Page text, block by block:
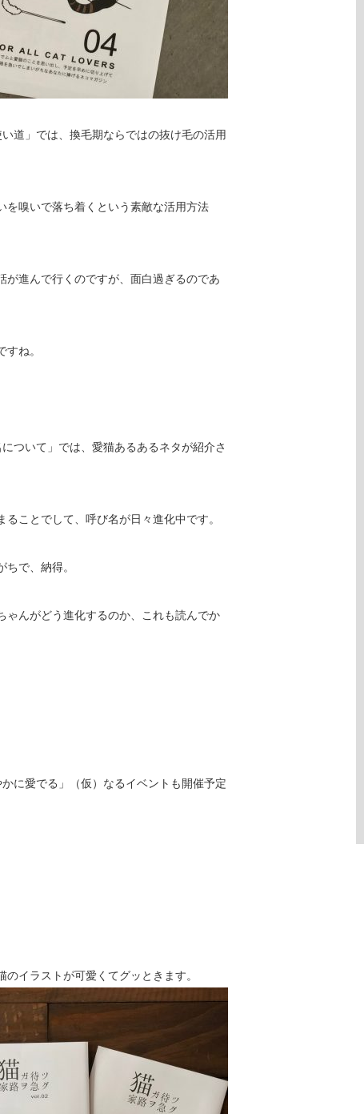
道」では、換毛期ならではの抜け毛の活用
を嗅いで落ち着くという素敵な活用方法
が進んで行くのですが、面白過ぎるのであ
ね。
ついて」では、愛猫あるあるネタが紹介さ
ことでして、呼び名が日々進化中です。
で、納得。
ゃんがどう進化するのか、これも読んでか
に愛でる」（仮）なるイベントも開催予定
イラストが可愛くてグッときます。